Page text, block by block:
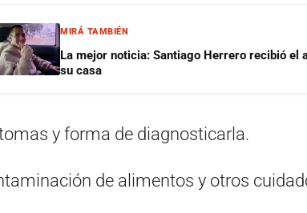
MIRÁ TAMBIÉN
La mejor noticia: Santiago Herrero recibió el
su casa
y forma de diagnosticarla.
de alimentos y otros